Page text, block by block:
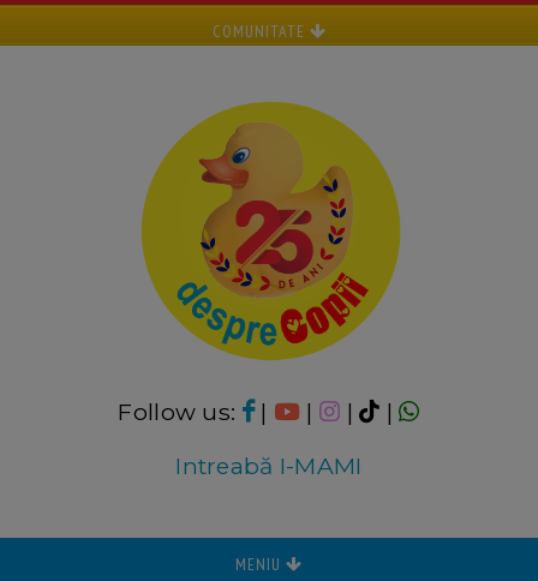
COMUNITATE
Follow us: | | |
|
Intreabă I-MAMI
MENIU